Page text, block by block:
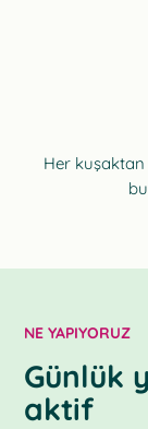
Her
NE YAPIYORUZ
Günlük
aktif